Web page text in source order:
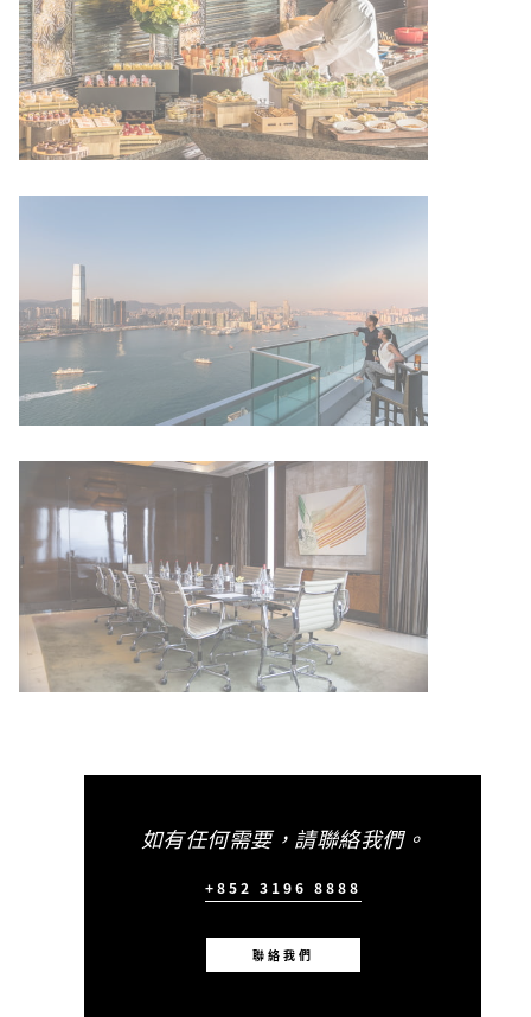
如有任何需要，請聯絡我們。
+852 3196 8888
聯絡我們